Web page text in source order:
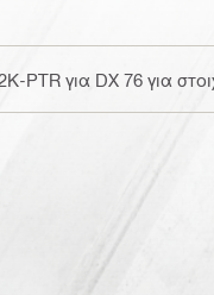
PTR για DX 76 για